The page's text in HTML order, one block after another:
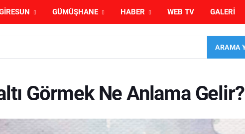
GÜMÜŞHANE HABER WEB TV GALERI
Görmek Ne Anlama Gelir?